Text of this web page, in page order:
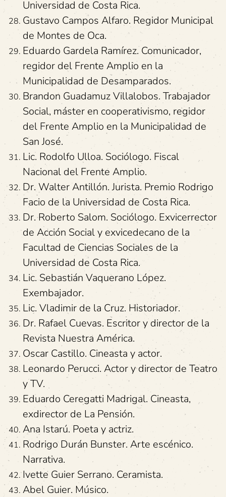
Universidad de Costa Rica.
Gustavo Campos Alfaro. Regidor Municipal
de Montes de Oca.
Eduardo Gardela Ramírez. Comunicador,
regidor del Frente Amplio en la
Municipalidad de Desamparados.
Brandon Guadamuz Villalobos. Trabajador
Social, máster en cooperativismo, regidor
del Frente Amplio en la Municipalidad de
San José.
Lic. Rodolfo Ulloa. Sociólogo. Fiscal
Nacional del Frente Amplio.
Dr. Walter Antillón. Jurista. Premio Rodrigo
Facio de la Universidad de Costa Rica.
Dr. Roberto Salom. Sociólogo. Exvicerrector
de Acción Social y exvicedecano de la
Facultad de Ciencias Sociales de la
Universidad de Costa Rica.
Lic. Sebastián Vaquerano López.
Exembajador.
Lic. Vladimir de la Cruz. Historiador.
Dr. Rafael Cuevas. Escritor y director de la
Revista Nuestra América.
Oscar Castillo. Cineasta y actor.
Leonardo Perucci. Actor y director de Teatro
y TV.
Eduardo Ceregatti Madrigal. Cineasta,
exdirector de La Pensión.
Ana Istarú. Poeta y actriz.
Rodrigo Durán Bunster. Arte escénico.
Narrativa.
Ivette Guier Serrano. Ceramista.
Abel Guier. Músico.